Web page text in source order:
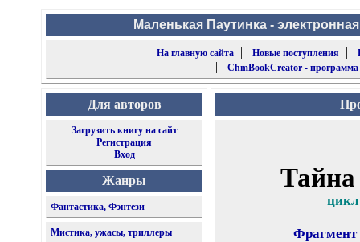
Маленькая Паутинка -
|
На главную сайта| Новые поступления |
| ChmBookCreator -
Для авторов
Загрузить книгу на сайт
Регистрация
Вход
Жанры
Фантастика, Фэнтези
Мистика, ужасы, триллеры
Тайна
Фрагмент